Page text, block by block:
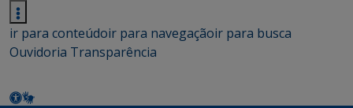
ir para conteúdoir para navegaçãoir para busca
Ouvidoria Transparência